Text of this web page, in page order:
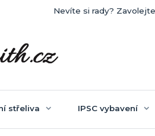
Nevíte si rady?
střeliva IPSC vybavení